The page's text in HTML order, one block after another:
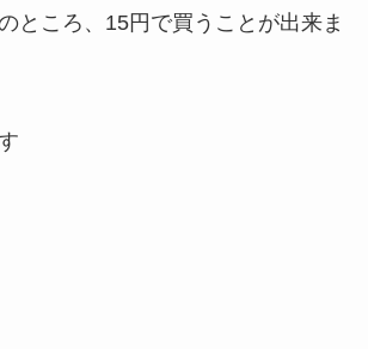
ところ、15円で買うことが出来ま